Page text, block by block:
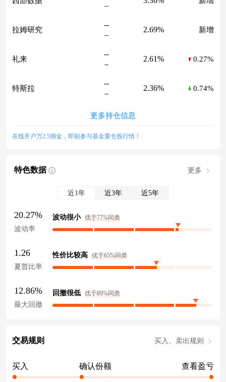
--
拉姆研究
--
--
2.69% 新增
礼来
--
--
2.61% 0.27%
特斯拉
--
--
2.36% 0.74%
更多持仓信息
在线开户万2.5佣金，即刻参与基金重仓股行情！
特色数据 更多
近1年 近3年 近5年
20.27%
波动率
波动很小 优于77%同类
1.26
夏普比率
性价比较高 优于65%同类
12.86%
最大回撤
回撤很低 优于89%同类
交易规则 买入、卖出规则
买入 确认份额 查看盈亏